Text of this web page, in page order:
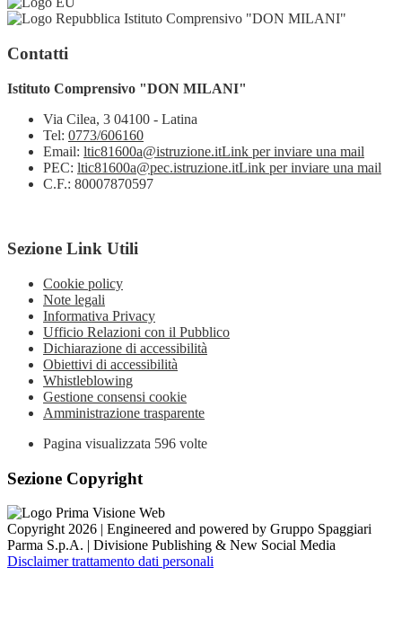
Istituto Comprensivo "DON MILANI"
Contatti
Istituto Comprensivo "DON MILANI"
Via Cilea, 3 04100 - Latina
Tel: 0773/606160
Email: ltic81600a@istruzione.itLink per inviare una mail
PEC: ltic81600a@pec.istruzione.itLink per inviare una mail
C.F.: 80007870597
Sezione Link Utili
Cookie policy
Note legali
Informativa Privacy
Ufficio Relazioni con il Pubblico
Dichiarazione di accessibilità
Obiettivi di accessibilità
Whistleblowing
Gestione consensi cookie
Amministrazione trasparente
Pagina visualizzata 596 volte
Sezione Copyright
Copyright 2026 | Engineered and powered by Gruppo Spaggiari
Parma S.p.A. | Divisione Publishing & New Social Media
Disclaimer trattamento dati personali